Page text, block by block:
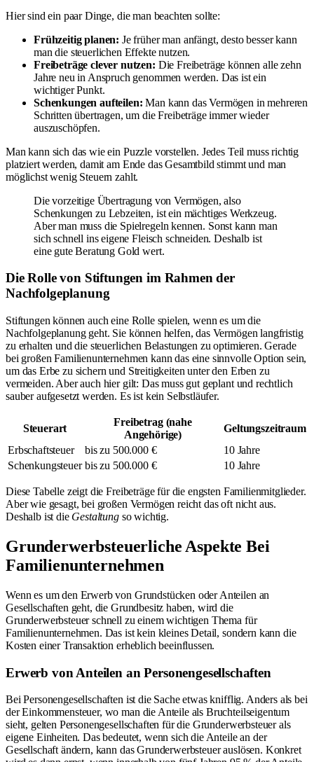
Hier sind ein paar Dinge, die man beachten sollte:
Frühzeitig planen: Je früher man anfängt, desto besser kann
man die steuerlichen Effekte nutzen.
Freibeträge clever nutzen: Die Freibeträge können alle zehn
Jahre neu in Anspruch genommen werden. Das ist ein
wichtiger Punkt.
Schenkungen aufteilen: Man kann das Vermögen in mehreren
Schritten übertragen, um die Freibeträge immer wieder
auszuschöpfen.
Man kann sich das wie ein Puzzle vorstellen. Jedes Teil muss richtig
platziert werden, damit am Ende das Gesamtbild stimmt und man
möglichst wenig Steuern zahlt.
Die vorzeitige Übertragung von Vermögen, also
Schenkungen zu Lebzeiten, ist ein mächtiges Werkzeug.
Aber man muss die Spielregeln kennen. Sonst kann man
sich schnell ins eigene Fleisch schneiden. Deshalb ist
eine gute Beratung Gold wert.
Die Rolle von Stiftungen im Rahmen der
Nachfolgeplanung
Stiftungen können auch eine Rolle spielen, wenn es um die
Nachfolgeplanung geht. Sie können helfen, das Vermögen langfristig
zu erhalten und die steuerlichen Belastungen zu optimieren. Gerade
bei großen Familienunternehmen kann das eine sinnvolle Option sein,
um das Erbe zu sichern und Streitigkeiten unter den Erben zu
vermeiden. Aber auch hier gilt: Das muss gut geplant und rechtlich
sauber aufgesetzt werden. Es ist kein Selbstläufer.
Steuerart
Freibetrag (nahe
Angehörige)
Geltungszeitraum
Erbschaftsteuer
bis zu 500.000 €
10 Jahre
Schenkungsteuer bis zu 500.000 € 10 Jahre
Diese Tabelle zeigt die Freibeträge für die engsten Familienmitglieder.
Aber wie gesagt, bei großen Vermögen reicht das oft nicht aus.
Deshalb ist die Gestaltungso wichtig.
Grunderwerbsteuerliche Aspekte Bei
Familienunternehmen
Wenn es um den Erwerb von Grundstücken oder Anteilen an
Gesellschaften geht, die Grundbesitz haben, wird die
Grunderwerbsteuer schnell zu einem wichtigen Thema für
Familienunternehmen. Das ist kein kleines Detail, sondern kann die
Kosten einer Transaktion erheblich beeinflussen.
Erwerb von Anteilen an Personengesellschaften
Bei Personengesellschaften ist die Sache etwas knifflig. Anders als bei
der Einkommensteuer, wo man die Anteile als Bruchteilseigentum
sieht, gelten Personengesellschaften für die Grunderwerbsteuer als
eigene Einheiten. Das bedeutet, wenn sich die Anteile an der
Gesellschaft ändern, kann das Grunderwerbsteuer auslösen. Konkret